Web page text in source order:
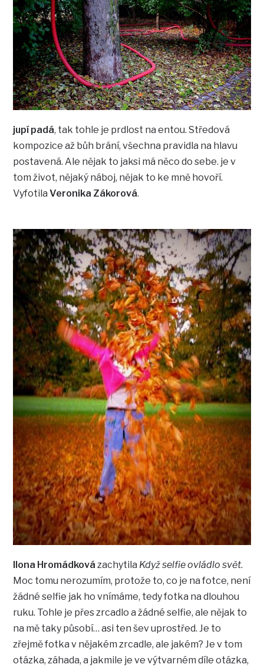
jupí padá, tak tohle je prdlost na entou. Středová
kompozice až bůh brání, všechna pravidla na hlavu
postavená. Ale nějak to jaksi má něco do sebe. je v
tom život, nějaký náboj, nějak to ke mně hovoří.
VyfotilaVeronika Zákorová.
Ilona Hromádkovázachytila Když selfie ovládlo svět.
Moc tomu nerozumím, protože to, co je na fotce, není
žádné selfie jak ho vnímáme, tedy fotka na dlouhou
ruku. Tohle je přes zrcadlo a žádné selfie, ale nějak to
na mě taky působí… asi ten šev uprostřed. Je to
zřejmě fotka v nějakém zrcadle, ale jakém? Je v tom
otázka, záhada, a jakmile je ve výtvarném díle otázka,